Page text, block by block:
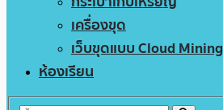
เครื่องขุด
เว็บขุดแบบ Cloud Mining
ห้องเรียน